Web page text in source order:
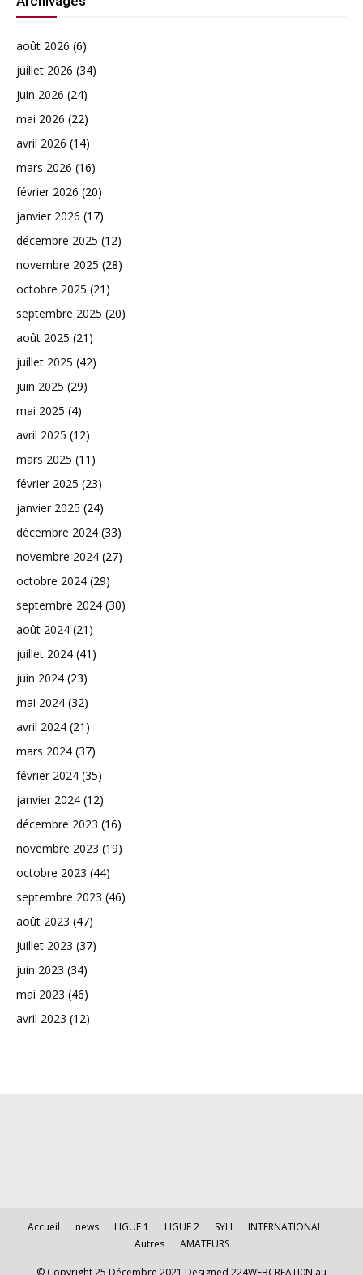
août 2026 (6)
juillet 2026 (34)
juin 2026 (24)
mai 2026 (22)
avril 2026 (14)
mars 2026 (16)
février 2026 (20)
janvier 2026 (17)
décembre 2025 (12)
novembre 2025 (28)
octobre 2025 (21)
septembre 2025 (20)
août 2025 (21)
juillet 2025 (42)
juin 2025 (29)
mai 2025 (4)
avril 2025 (12)
mars 2025 (11)
février 2025 (23)
janvier 2025 (24)
décembre 2024 (33)
novembre 2024 (27)
octobre 2024 (29)
septembre 2024 (30)
août 2024 (21)
juillet 2024 (41)
juin 2024 (23)
mai 2024 (32)
avril 2024 (21)
mars 2024 (37)
février 2024 (35)
janvier 2024 (12)
décembre 2023 (16)
novembre 2023 (19)
octobre 2023 (44)
septembre 2023 (46)
août 2023 (47)
juillet 2023 (37)
juin 2023 (34)
mai 2023 (46)
avril 2023 (12)
Accueil news LIGUE 1 LIGUE 2 SYLI
INTERNATIONAL
Autres
AMATEURS